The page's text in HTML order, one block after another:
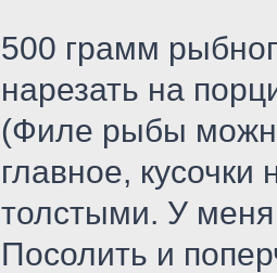
500 грамм
нарезать на
(Филе рыбы
главное,
толстыми. У
Посолить и